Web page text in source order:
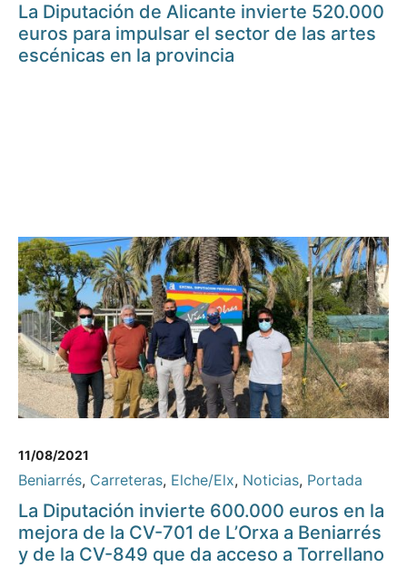
La Diputación de Alicante invierte 520.000
euros para impulsar el sector de las artes
escénicas en la provincia
11/08/2021
Beniarrés, Carreteras, Elche/Elx, Noticias, Portada
La Diputación invierte 600.000 euros en la
mejora de la CV-701 de L’Orxa a Beniarrés
y de la CV-849 que da acceso a Torrellano